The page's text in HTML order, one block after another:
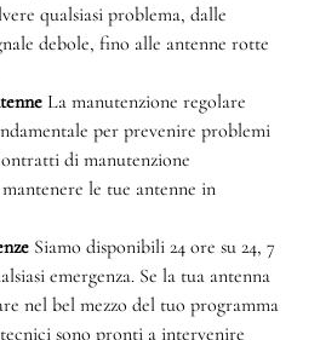
qualsiasi problema, dalle
debole, fino alle antenne rotte
La manutenzione regolare
per prevenire problemi
di manutenzione
le tue antenne in
Siamo disponibili 24 ore su 24, 7
emergenza. Se la tua antenna
nel bel mezzo del tuo programma
sono pronti a intervenire